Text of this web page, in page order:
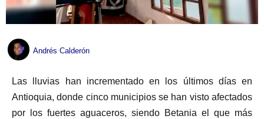
Andrés Calderón
Las lluvias han incrementado en los últimos días en
Antioquia, donde cinco municipios se han visto afectados
por los fuertes aguaceros, siendo Betania el que más